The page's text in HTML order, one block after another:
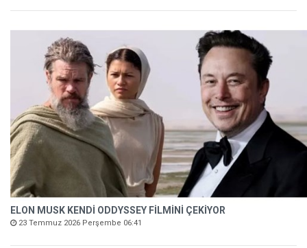
ELON MUSK KENDİ ODDYSSEY FİLMİNİ ÇEKİYOR
23 Temmuz 2026 Perşembe 06:41